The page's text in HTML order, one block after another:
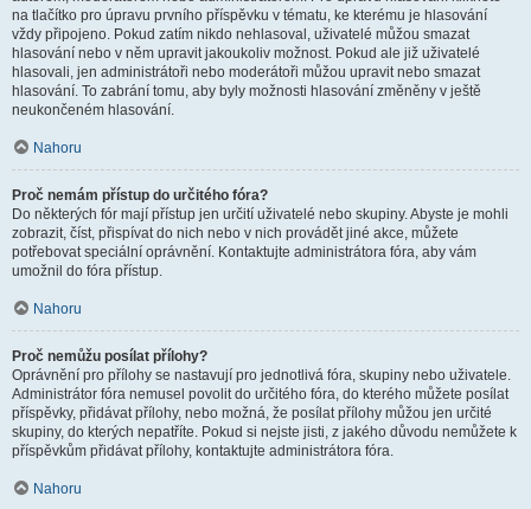
na tlačítko pro úpravu prvního příspěvku v tématu, ke kterému je hlasování
vždy připojeno. Pokud zatím nikdo nehlasoval, uživatelé můžou smazat
hlasování nebo v něm upravit jakoukoliv možnost. Pokud ale již uživatelé
hlasovali, jen administrátoři nebo moderátoři můžou upravit nebo smazat
hlasování. To zabrání tomu, aby byly možnosti hlasování změněny v ještě
neukončeném hlasování.
Nahoru
Proč nemám přístup do určitého fóra?
Do některých fór mají přístup jen určití uživatelé nebo skupiny. Abyste je mohli
zobrazit, číst, přispívat do nich nebo v nich provádět jiné akce, můžete
potřebovat speciální oprávnění. Kontaktujte administrátora fóra, aby vám
umožnil do fóra přístup.
Nahoru
Proč nemůžu posílat přílohy?
Oprávnění pro přílohy se nastavují pro jednotlivá fóra, skupiny nebo uživatele.
Administrátor fóra nemusel povolit do určitého fóra, do kterého můžete posílat
příspěvky, přidávat přílohy, nebo možná, že posílat přílohy můžou jen určité
skupiny, do kterých nepatříte. Pokud si nejste jisti, z jakého důvodu nemůžete k
příspěvkům přidávat přílohy, kontaktujte administrátora fóra.
Nahoru